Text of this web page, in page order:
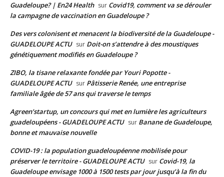
Guadeloupe? | En24 Health sur Covid19, comment va se dérouler
la campagne de vaccination en Guadeloupe ?
Des vers colonisent et menacent la biodiversité de la Guadeloupe -
GUADELOUPE ACTU sur Doit-on s’attendre à des moustiques
génétiquement modifiés en Guadeloupe ?
ZIBO, la tisane relaxante fondée par Youri Popotte -
GUADELOUPE ACTU sur Pâtisserie Renée, une entreprise
familiale âgée de 57 ans qui traverse le temps
Agreen’startup, un concours qui met en lumière les agriculteurs
guadeloupéens - GUADELOUPE ACTU sur Banane de Guadeloupe,
bonne et mauvaise nouvelle
COVID-19 : la population guadeloupéenne mobilisée pour
préserver le territoire - GUADELOUPE ACTU sur Covid-19, la
Guadeloupe envisage 1000 à 1500 tests par jour jusqu’à la fin du